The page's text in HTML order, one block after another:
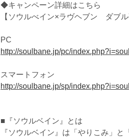
◆キャンペーン詳細はこちら
【ソウルべイン×ラヴヘブン ダブル
PC
http://soulbane.jp/pc/
スマートフォン
http://soulbane.jp/sp/
■『ソウルベイン』とは
『ソウルベイン』は「やりこみ」